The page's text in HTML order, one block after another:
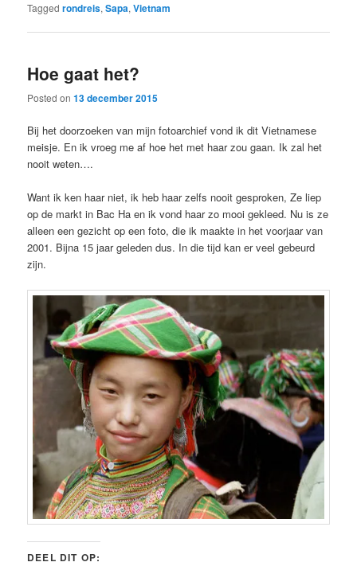
Tagged rondreis,Sapa,Vietnam
Hoe gaat het?
Posted on13 december 2015
Bij het doorzoeken van mijn fotoarchief vond ik dit Vietnamese
meisje. En ik vroeg me af hoe het met haar zou gaan. Ik zal het
nooit weten….
Want ik ken haar niet, ik heb haar zelfs nooit gesproken, Ze liep
op de markt in Bac Ha en ik vond haar zo mooi gekleed. Nu is ze
alleen een gezicht op een foto, die ik maakte in het voorjaar van
2001. Bijna 15 jaar geleden dus. In die tijd kan er veel gebeurd
zijn.
DEEL DIT OP: